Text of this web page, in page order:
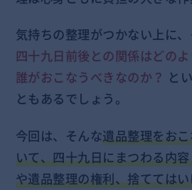
気持ちの整理がつかない上に、
四十九日前後との関係はどの
誰がおこなうべきなのか？ と
ともあるでしょう。
今回は、そんな遺品整理をお
いて、四十九日にまつわる内
や遺品整理の権利、捨てては